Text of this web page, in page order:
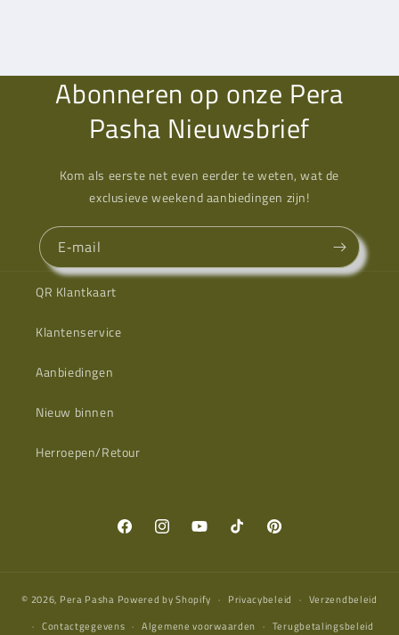
Abonneren op onze Pera
Pasha Nieuwsbrief
Kom als eerste net even eerder te weten, wat de
exclusieve weekend aanbiedingen zijn!
E‑mail
QR Klantkaart
Klantenservice
Aanbiedingen
Nieuw binnen
Herroepen/Retour
FacebookInstagramYouTubeTikTok Pinterest
© 2026, Pera Pasha Powered by Shopify Privacybeleid
Verzendbeleid
Contactgegevens
Algemene voorwaarden Terugbetalingsbeleid